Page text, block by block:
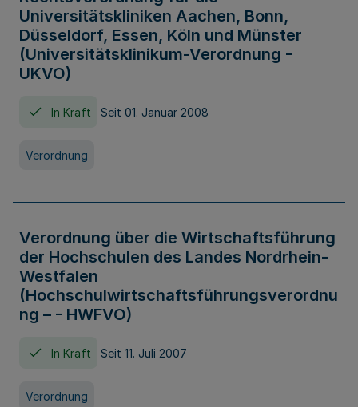
Universitätskliniken Aachen, Bonn,
Düsseldorf, Essen, Köln und Münster
(Universitätsklinikum-Verordnung -
UKVO)
In Kraft Seit 01. Januar 2008
Verordnung
Verordnung über die Wirtschaftsführung
der Hochschulen des Landes Nordrhein-
Westfalen
(Hochschulwirtschaftsführungsverordnu
ng – - HWFVO)
In Kraft Seit 11. Juli 2007
Verordnung